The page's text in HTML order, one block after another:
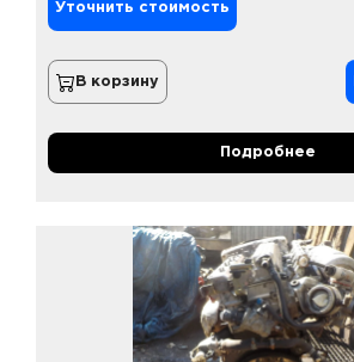
Уточнить стоимость
В корзину
Подробнее